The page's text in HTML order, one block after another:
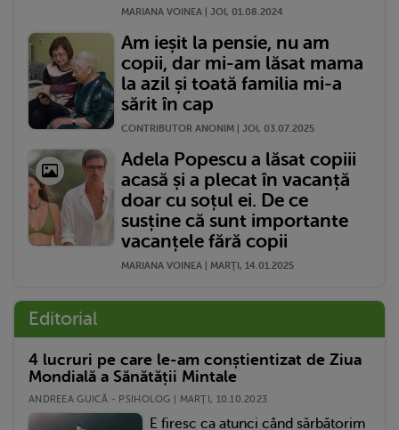
MARIANA VOINEA | JOI, 01.08.2024
Am ieșit la pensie, nu am
copii, dar mi-am lăsat mama
la azil și toată familia mi-a
sărit în cap
CONTRIBUTOR ANONIM | JOI, 03.07.2025
Adela Popescu a lăsat copiii
acasă și a plecat în vacanță
doar cu soțul ei. De ce
susține că sunt importante
vacanțele fără copii
MARIANA VOINEA | MARŢI, 14.01.2025
Editorial
4 lucruri pe care le-am conștientizat de Ziua
Mondială a Sănătății Mintale
ANDREEA GUICĂ - PSIHOLOG | MARŢI, 10.10.2023
E firesc ca atunci când sărbătorim